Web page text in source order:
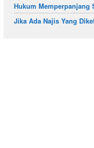
Hukum Memperpanjang
Jika Ada Najis Yang